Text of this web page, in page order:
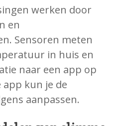
werken door
en
Sensoren meten
in huis en
naar een app op
app kun je de
aanpassen.